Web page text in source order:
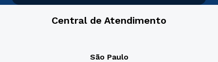
Central de Atendimento
São Paulo